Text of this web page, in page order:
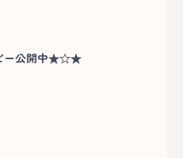
ー公開中★☆★